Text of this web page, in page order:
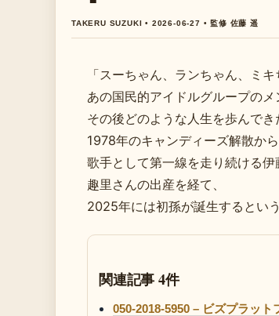
TAKERU SUZUKI • 2026-06-27 • 監修 佐藤 遥
「スーちゃん、ランちゃん、ミ
あの国民的アイドルグループのメ
その後どのような人生を歩んでき
1978年のキャンディーズ解散か
歌手として第一線を走り続ける
趣里さんの出産を経て、
2025年には初孫が誕生するとい
関連記事 4件
050-2018-5950 – ビズプラッ